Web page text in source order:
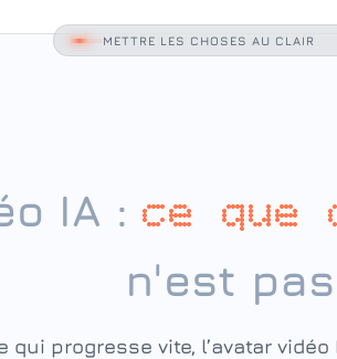
METTRE LES CHOSES AU CLAIR
IA : ce que
n'est
qui progresse vite, l’avatar